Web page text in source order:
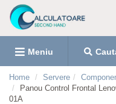
Meniu
Home Servere
Panou Control Frontal
01A